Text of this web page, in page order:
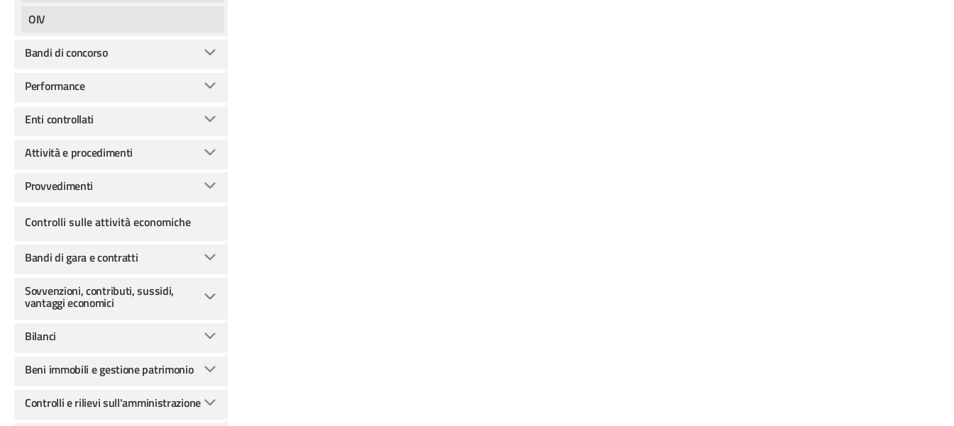
OIV
Bandi di concorso
Performance
Enti controllati
Attività e procedimenti
Provvedimenti
Controlli sulle attività economiche
Bandi di gara e contratti
Sovvenzioni, contributi, sussidi,
vantaggi economici
Bilanci
Beni immobili e gestione patrimonio
Controlli e rilievi sull'amministrazione